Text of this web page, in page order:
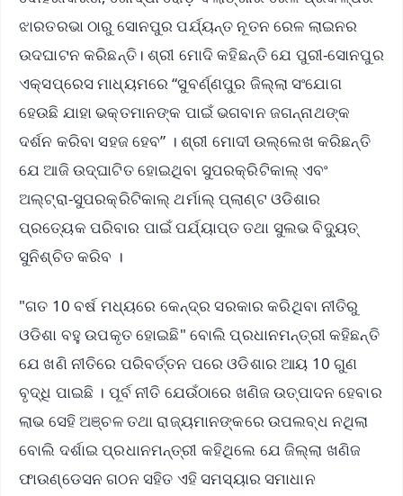
ଝାରତରଭା ଠାରୁ ସୋନପୁର ପର୍ଯ୍ୟନ୍ତ ନୂତନ ରେଳ ଲାଇନର
ଉଦଘାଟନ କରିଛନ୍ତି। ଶ୍ରୀ ମୋଦି କହିଛନ୍ତି ଯେ ପୁରୀ-ସୋନପୁର
ଏକ୍ସପ୍ରେସ ମାଧ୍ୟମରେ “ସୁବର୍ଣ୍ଣପୁର ଜିଲ୍ଲା ସଂଯୋଗ
ହେଉଛି ଯାହା ଭକ୍ତମାନଙ୍କ ପାଇଁ ଭଗବାନ ଜଗନ୍ନାଥଙ୍କ
ଦର୍ଶନ କରିବା ସହଜ ହେବ” । ଶ୍ରୀ ମୋଦୀ ଉଲ୍ଲେଖ କରିଛନ୍ତି
ଯେ ଆଜି ଉଦ୍ଘାଟିତ ହୋଇଥିବା ସୁପରକ୍ରିଟିକାଲ୍ ଏବଂ
ଅଲ୍ଟ୍ରା-ସୁପରକ୍ରିଟିକାଲ୍ ଥର୍ମାଲ୍ ପ୍ଲାଣ୍ଟ ଓଡିଶାର
ପ୍ରତ୍ୟେକ ପରିବାର ପାଇଁ ପର୍ଯ୍ୟାପ୍ତ ତଥା ସୁଲଭ ବିଦ୍ୟୁତ୍
ସୁନିଶ୍ଚିତ କରିବ ।
"ଗତ 10 ବର୍ଷ ମଧ୍ୟରେ କେନ୍ଦ୍ର ସରକାର କରିଥିବା ନୀତିରୁ
ଓଡିଶା ବହୁ ଉପକୃତ ହୋଇଛି" ବୋଲି ପ୍ରଧାନମନ୍ତ୍ରୀ କହିଛନ୍ତି
ଯେ ଖଣି ନୀତିରେ ପରିବର୍ତ୍ତନ ପରେ ଓଡିଶାର ଆୟ 10 ଗୁଣ
ବୃଦ୍ଧି ପାଇଛି । ପୂର୍ବ ନୀତି ଯେଉଁଠାରେ ଖଣିଜ ଉତ୍ପାଦନ ହେବାର
ଲାଭ ସେହି ଅଞ୍ଚଳ ତଥା ରାଜ୍ୟମାନଙ୍କରେ ଉପଲବ୍ଧ ନଥିଲା
ବୋଲି ଦର୍ଶାଇ ପ୍ରଧାନମନ୍ତ୍ରୀ କହିଥିଲେ ଯେ ଜିଲ୍ଲା ଖଣିଜ
ଫାଉଣ୍ଡେସନ ଗଠନ ସହିତ ଏହି ସମସ୍ୟାର ସମାଧାନ